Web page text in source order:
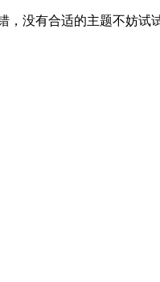
，没有合适的主题不妨试